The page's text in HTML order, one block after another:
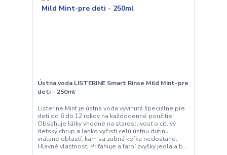
Ústna voda LISTERINE Smart Rinse Mild Mint-pre
deti - 250ml
Listerine Mint je ústna voda vyvinutá špeciálne pre
deti od 6 do 12 rokov na každodenné použitie.
Obsahuje látky vhodné na starostlivosť o citlivý
detský chrup a ľahko vyčistí celú ústnu dutinu
vrátane oblastí, kam sa zubná kefka nedostane.
Hlavné vlastnosti Priťahuje a farbí zvyšky jedla a b...